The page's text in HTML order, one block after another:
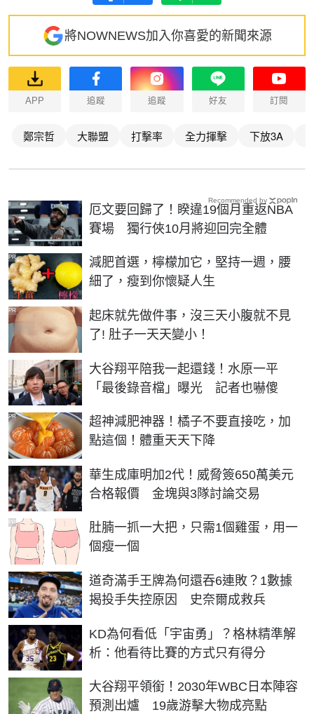
將NOWNEWS加入你喜愛的新聞來源
APP 追蹤 追蹤 好友 訂閱
鄭宗哲 大聯盟 打擊率 全力揮擊 下放3A
厄文要回歸了！睽違19個月重返NBA
賽場 獨行俠10月將迎回完全體
減肥首選，檸檬加它，堅持一週，腰
細了，瘦到你懷疑人生
PR
起床就先做件事，沒三天小腹就不見
了! 肚子一天天變小！
PR
大谷翔平陪我一起還錢！水原一平
「最後錄音檔」曝光 記者也嚇傻
超神減肥神器！橘子不要直接吃，加
點這個！體重天天下降
PR
華生成庫明加2代！威脅簽650萬美元
合格報價 金塊與3隊討論交易
肚腩一抓一大把，只需1個雞蛋，用一
個瘦一個
PR
道奇滿手王牌為何還吞6連敗？1數據
揭投手失控原因 史奈爾成救兵
KD為何看低「宇宙勇」？格林精準解
析：他看待比賽的方式只有得分
大谷翔平領銜！2030年WBC日本陣容
預測出爐 19歲游擊大物成亮點
Recommended by